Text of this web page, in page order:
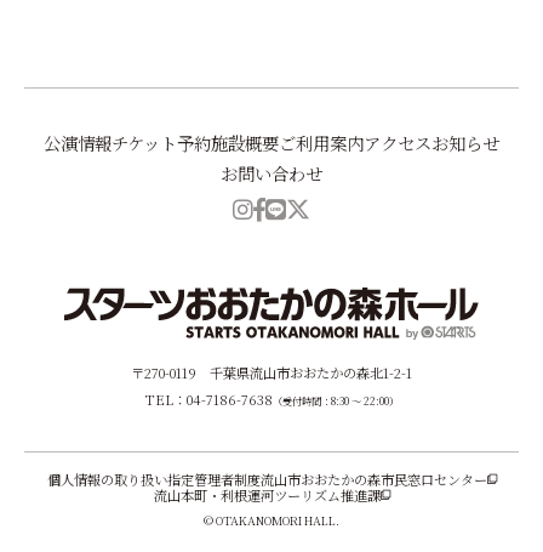
公演情報チケット予約施設概要ご利用案内アクセスお知らせ
お問い合わせ
〒270-0119 千葉県流山市おおたかの森北1-2-1
TEL：04-7186-7638 （受付時間：8:30 ～ 22:00）
個人情報の取り扱い指定管理者制度流山市おおたかの森市民窓口センター
流山本町・利根運河ツーリズム推進課
© OTAKANOMORI HALL.